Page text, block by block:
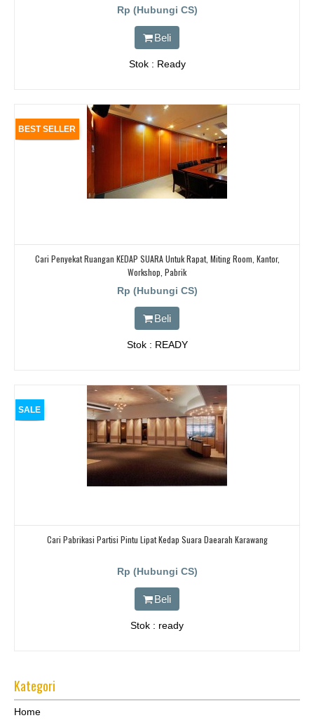
Rp (Hubungi CS)
Beli
Stok : Ready
BEST SELLER
Cari Penyekat Ruangan KEDAP SUARA Untuk Rapat, Miting Room, Kantor,
Workshop, Pabrik
Rp (Hubungi CS)
Beli
Stok : READY
SALE
Cari Pabrikasi Partisi Pintu Lipat Kedap Suara Daearah Karawang
Rp (Hubungi CS)
Beli
Stok : ready
Kategori
Home